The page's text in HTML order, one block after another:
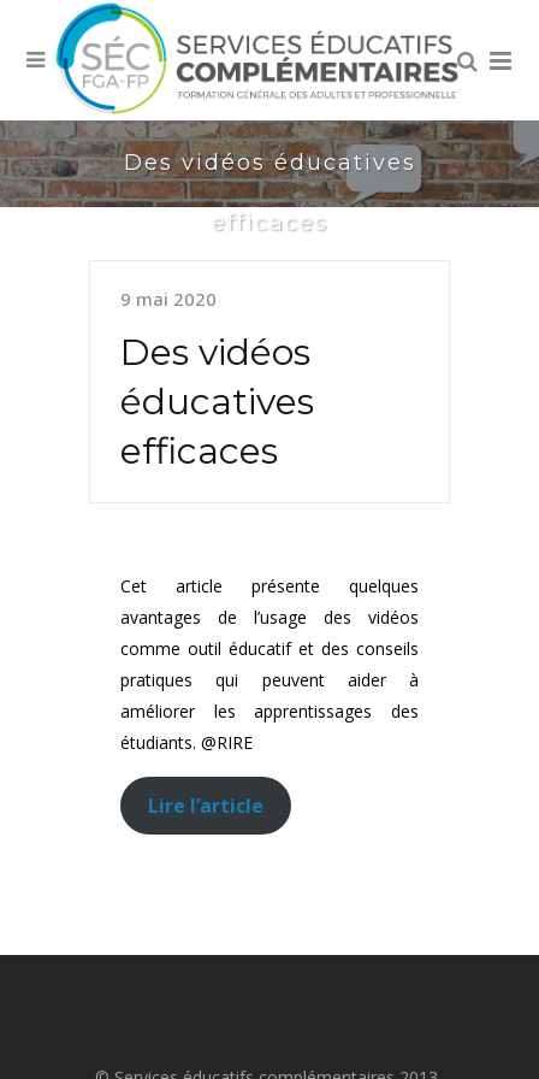
Des vidéos éducatives
efficaces
9 mai 2020
Des vidéos
éducatives
efficaces
Cet article présente quelques
avantages de l’usage des vidéos
comme outil éducatif et des conseils
pratiques qui peuvent aider à
améliorer les apprentissages des
étudiants. @RIRE
Lire l’article